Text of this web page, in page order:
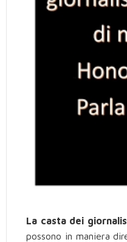
La casta dei
possono in maniera